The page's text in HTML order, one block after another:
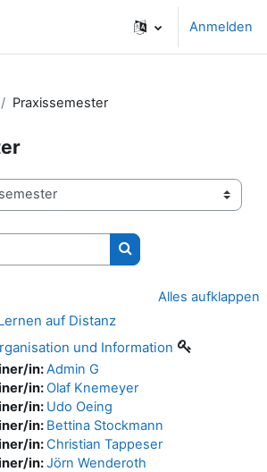
Anmelden
Praxissemester
Kurse suchen
Alles aufklappen
auf Distanz
und Information
in:Admin G
in:Olaf Knemeyer
in: Udo Oeing
in: Bettina Stockmann
in:Christian Tappeser
in:Jörn Wenderoth